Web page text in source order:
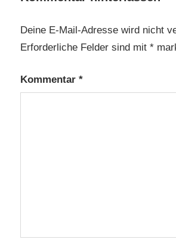
Deine E-Mail-Adresse wird nicht
Erforderliche Felder sind mit *
Kommentar *